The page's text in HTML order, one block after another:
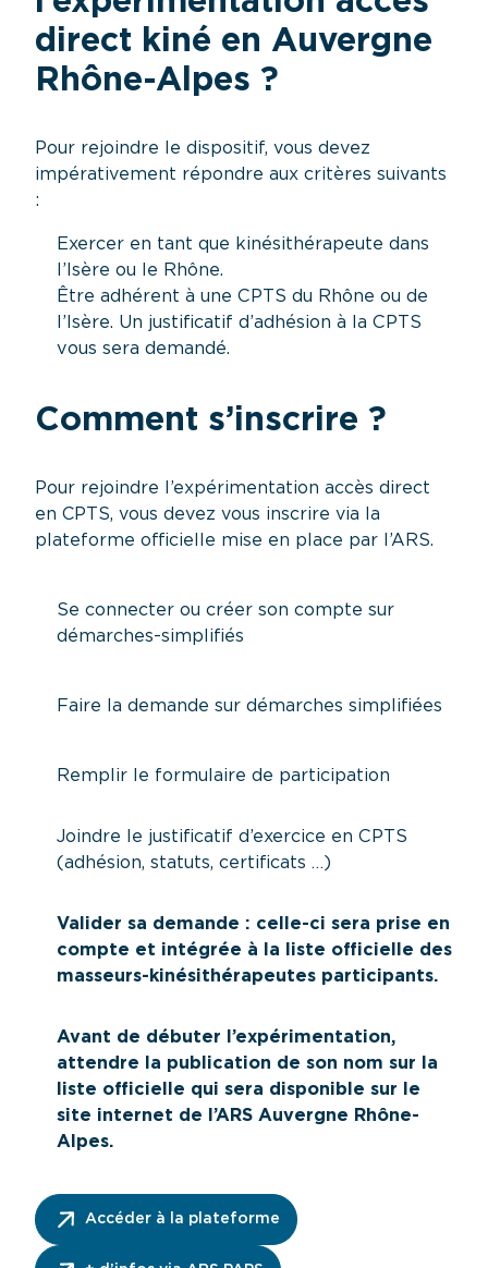
direct kiné en Auvergne
Rhône-Alpes ?
Pour rejoindre le dispositif, vous devez
impérativement répondre aux critères suivants
:
Exercer en tant que kinésithérapeute dans
l’Isère ou le Rhône.
Être adhérent à une CPTS du Rhône ou de
l’Isère. Un justificatif d’adhésion à la CPTS
vous sera demandé.
Comment s’inscrire ?
Pour rejoindre l’expérimentation accès direct
en CPTS, vous devez vous inscrire via la
plateforme officielle mise en place par l’ARS.
Se connecter ou créer son compte sur
démarches-simplifiés
Faire la demande sur démarches simplifiées
Remplir le formulaire de participation
Joindre le justificatif d’exercice en CPTS
(adhésion, statuts, certificats …)
Valider sa demande : celle-ci sera prise en
compte et intégrée à la liste officielle des
masseurs-kinésithérapeutes participants.
Avant de débuter l’expérimentation,
attendre la publication de son nom sur la
liste officielle qui sera disponible sur le
site internet de l’ARS Auvergne Rhône-
Alpes.
Accéder à la plateforme